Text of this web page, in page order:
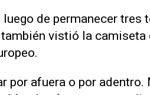
de permanecer tres
vistió la
por afuera o por adentro.